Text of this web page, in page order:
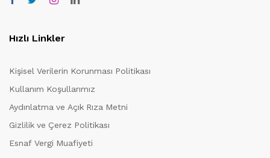
Hızlı Linkler
Kişisel Verilerin Korunması Politikası
Kullanım Koşullarımız
Aydınlatma ve Açık Rıza Metni
Gizlilik ve Çerez Politikası
Esnaf Vergi Muafiyeti